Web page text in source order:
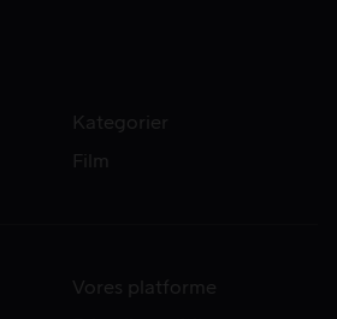
Kategorier
Film
Vores platforme